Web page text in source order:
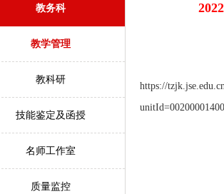
教务科
教学管理
教科研
技能鉴定及函授
名师工作室
质量监控
https://